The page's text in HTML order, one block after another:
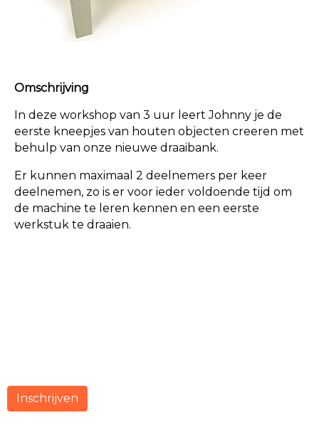
Omschrijving
In deze workshop van 3 uur leert Johnny je de
eerste kneepjes van houten objecten creeren met
behulp van onze nieuwe draaibank.
Er kunnen maximaal 2 deelnemers per keer
deelnemen, zo is er voor ieder voldoende tijd om
de machine te leren kennen en een eerste
werkstuk te draaien.
Inschrijven